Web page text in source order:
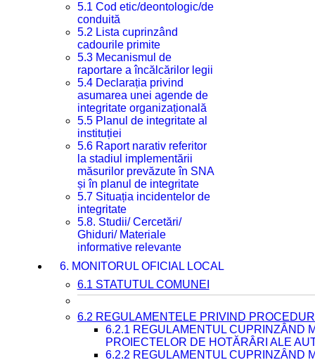
5.1 Cod etic/deontologic/de
conduită
5.2 Lista cuprinzând
cadourile primite
5.3 Mecanismul de
raportare a încălcărilor legii
5.4 Declarația privind
asumarea unei agende de
integritate organizațională
5.5 Planul de integritate al
instituției
5.6 Raport narativ referitor
la stadiul implementării
măsurilor prevăzute în SNA
și în planul de integritate
5.7 Situația incidentelor de
integritate
5.8. Studii/ Cercetări/
Ghiduri/ Materiale
informative relevante
6. MONITORUL OFICIAL LOCAL
6.1 STATUTUL COMUNEI
6.2 REGULAMENTELE PRIVIND
6.2.1 REGULAMENTUL CUPRINZÂND
PROIECTELOR DE HOTĂRÂRI ALE
6.2.2 REGULAMENTUL CUPRINZÂND